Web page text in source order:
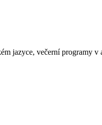
jazyce, večerní programy